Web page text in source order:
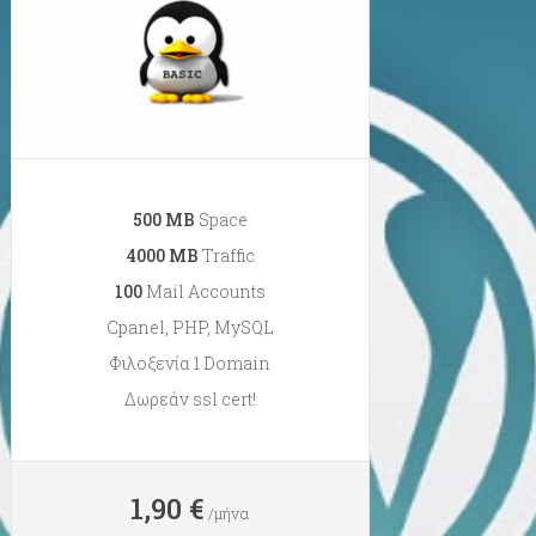
500 ΜB Space
4000 ΜB Traffic
100Mail Accounts
Cpanel, PHP, MySQL
Φιλοξενία 1 Domain
Δωρεάν ssl cert!
1,90 € /μήνα